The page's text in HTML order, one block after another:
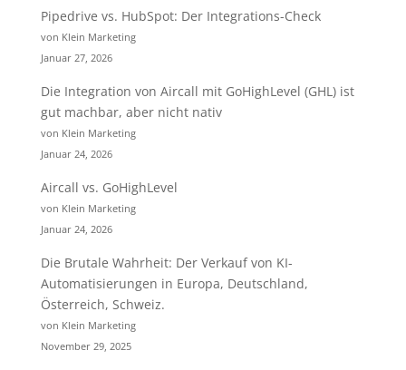
Pipedrive vs. HubSpot: Der Integrations-Check
von Klein Marketing
Januar 27, 2026
Die Integration von Aircall mit GoHighLevel (GHL) ist
gut machbar, aber nicht nativ
von Klein Marketing
Januar 24, 2026
Aircall vs. GoHighLevel
von Klein Marketing
Januar 24, 2026
Die Brutale Wahrheit: Der Verkauf von KI-
Automatisierungen in Europa, Deutschland,
Österreich, Schweiz.
von Klein Marketing
November 29, 2025